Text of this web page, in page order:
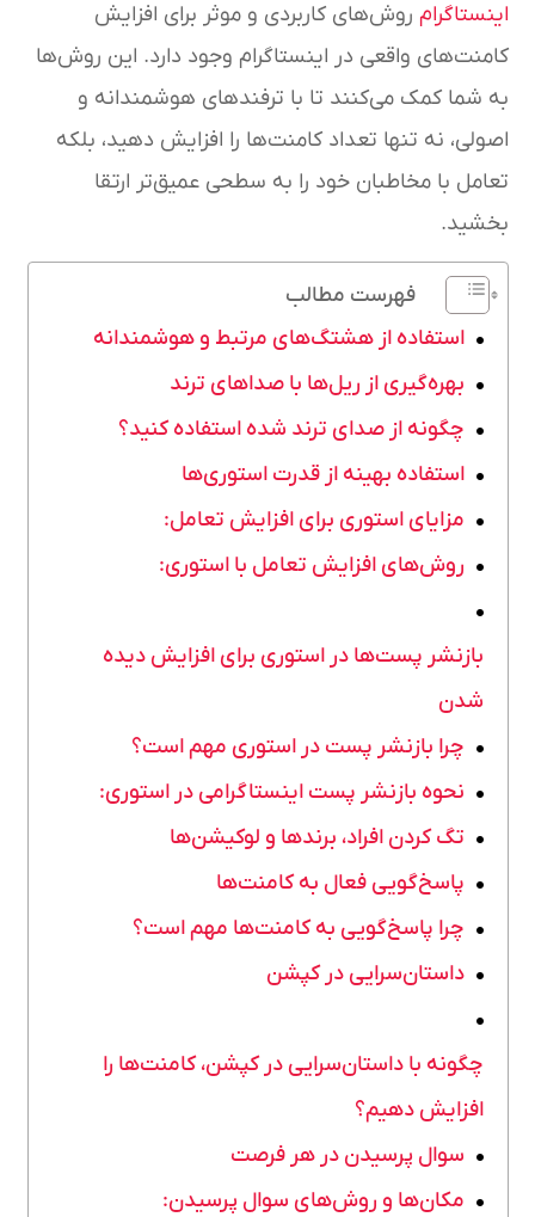
اینستاگرام روش‌های کاربردی و موثر برای افزایش
کامنت‌های واقعی در اینستاگرام وجود دارد. این روش‌ها
به شما کمک می‌کنند تا با ترفندهای هوشمندانه و
اصولی، نه تنها تعداد کامنت‌ها را افزایش دهید، بلکه
تعامل با مخاطبان خود را به سطحی عمیق‌تر ارتقا
بخشید.
فهرست مطالب
استفاده از هشتگ‌های مرتبط و هوشمندانه
بهره‌گیری از ریل‌ها با صداهای ترند
چگونه از صدای ترند شده استفاده کنید؟
استفاده بهینه از قدرت استوری‌ها
مزایای استوری برای افزایش تعامل:
روش‌های افزایش تعامل با استوری:
بازنشر پست‌ها در استوری برای افزایش دیده
شدن
چرا بازنشر پست در استوری مهم است؟
نحوه بازنشر پست اینستاگرامی در استوری:
تگ کردن افراد، برندها و لوکیشن‌ها
پاسخ‌گویی فعال به کامنت‌ها
چرا پاسخ‌گویی به کامنت‌ها مهم است؟
داستان‌سرایی در کپشن
چگونه با داستان‌سرایی در کپشن، کامنت‌ها را
افزایش دهیم؟
سوال پرسیدن در هر فرصت
مکان‌ها و روش‌های سوال پرسیدن: